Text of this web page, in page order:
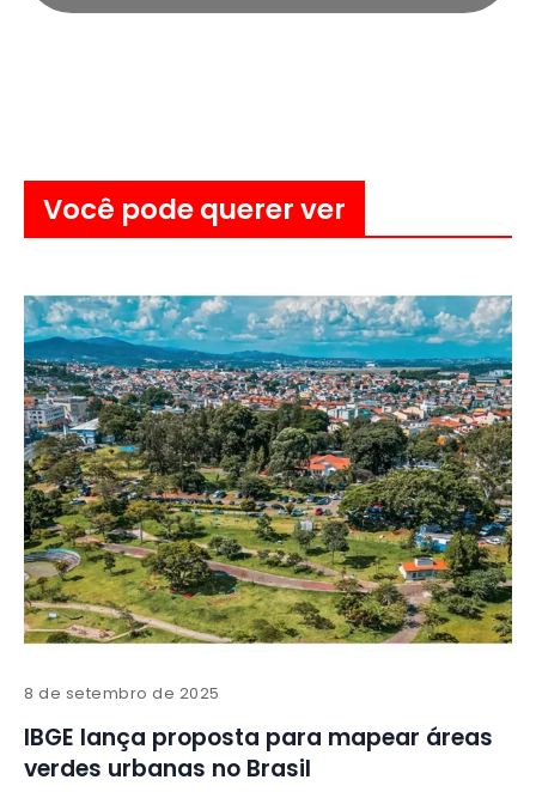
Você pode querer ver
8 de setembro de 2025
IBGE lança proposta para mapear áreas
verdes urbanas no Brasil